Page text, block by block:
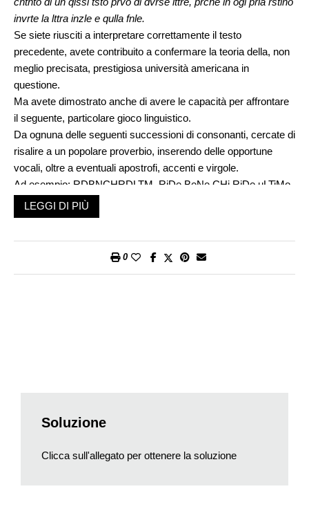
invrte la lttra inzle e qulla fnle.
Se siete riusciti a interpretare correttamente il testo
precedente, avete contribuito a confermare la teoria della, non
meglio precisata, prestigiosa università americana in
questione.
Ma avete dimostrato anche di avere le capacità per affrontare
il seguente, particolare gioco linguistico.
Da ognuna delle seguenti successioni di consonanti, cercate di
risalire a un popolare proverbio, inserendo delle opportune
vocali, oltre a eventuali apostrofi, accenti e virgole.
Ad esempio: RDBNCHRDLTM RiDe BeNe CHi RiDe uLTiMo
1. LTMPDNR
2. CHCRCTRV
14. GNMDGLHLSRVSC
16. MLSTRMSTRMRMD
LEGGI DI PIÙ
0
Soluzione
Clicca sull'allegato per ottenere la soluzione